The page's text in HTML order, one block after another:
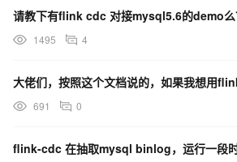
1495 4
691 0